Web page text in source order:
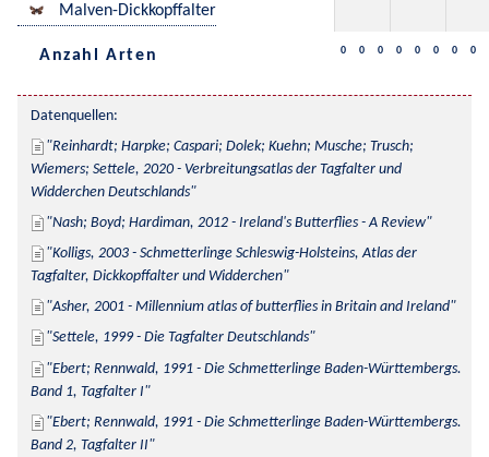
Malven-Dickkopffalter
Anzahl Arten 0 0 0 0 0 0 0 0
Datenquellen:
Reinhardt; Harpke; Caspari; Dolek; Kuehn; Musche; Trusch;
Wiemers; Settele, 2020 - Verbreitungsatlas der Tagfalter und
Widderchen Deutschlands
Nash; Boyd; Hardiman, 2012 - Ireland's Butterflies - A Review
Kolligs, 2003 - Schmetterlinge Schleswig-Holsteins, Atlas der
Tagfalter, Dickkopffalter und Widderchen
Asher, 2001 - Millennium atlas of butterflies in Britain and Ireland
Settele, 1999 - Die Tagfalter Deutschlands
Ebert; Rennwald, 1991 - Die Schmetterlinge Baden-Württembergs.
Band 1, Tagfalter I
Ebert; Rennwald, 1991 - Die Schmetterlinge Baden-Württembergs.
Band 2, Tagfalter II